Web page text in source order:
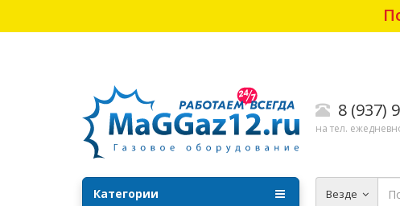
8 (937)
на тел.
Везде
Категории